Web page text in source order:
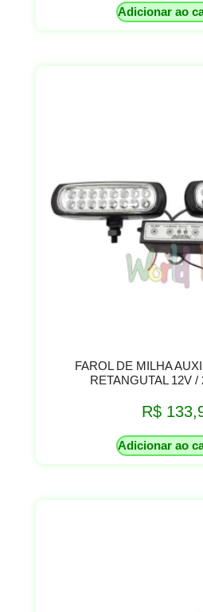
Adicionar ao
FAROL DE MILHA
RETANGUTAL 12V /
R$
Adicionar ao